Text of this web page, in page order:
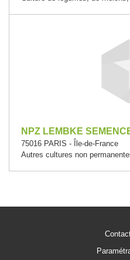
NPZ LEMBKE
75016 PARIS - Île-de-France
Autres cultures non